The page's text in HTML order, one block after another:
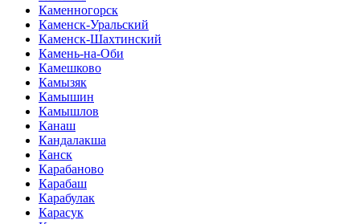
Каменногорск
Каменск-Уральский
Каменск-Шахтинский
Камень-на-Оби
Камешково
Камызяк
Камышин
Камышлов
Канаш
Кандалакша
Канск
Карабаново
Карабаш
Карабулак
Карасук